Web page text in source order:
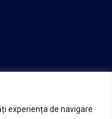
experiența de navigare